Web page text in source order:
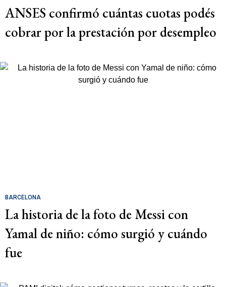
ANSES confirmó cuántas cuotas podés
cobrar por la prestación por desempleo
BARCELONA
La historia de la foto de Messi con
Yamal de niño: cómo surgió y cuándo
fue